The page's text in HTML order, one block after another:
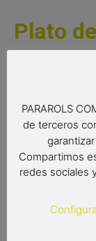
Plato
Para
Medidas: 21 x 3
PARAROLS
de terceros
Compartimos
redes sociales